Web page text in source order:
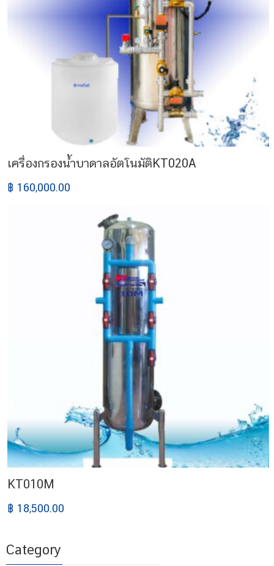
เครื่องกรองน้ำบาดาลอัตโนมัติKT020A
฿ 160,000.00
KT010M
฿ 18,500.00
Category